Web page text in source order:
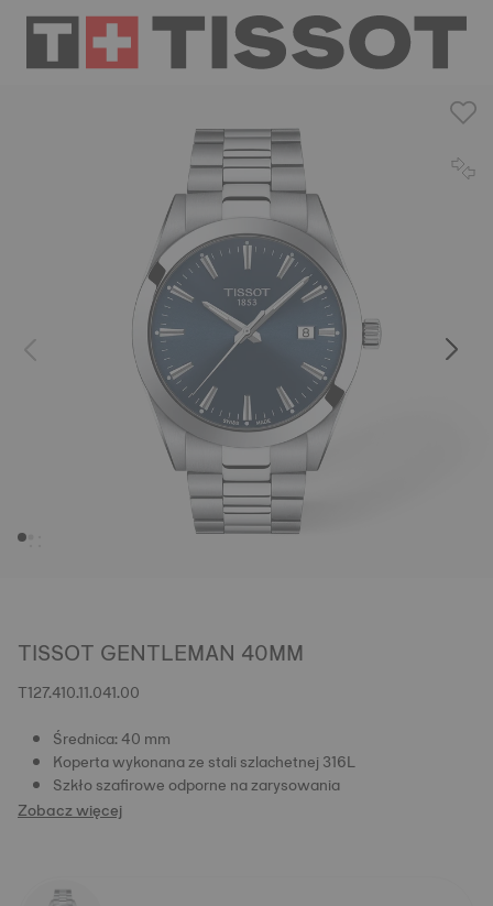
TISSOT GENTLEMAN 40MM
T127.410.11.041.00
Średnica: 40 mm
Koperta wykonana ze stali szlachetnej 316L
Szkło szafirowe odporne na zarysowania
Zobacz więcej